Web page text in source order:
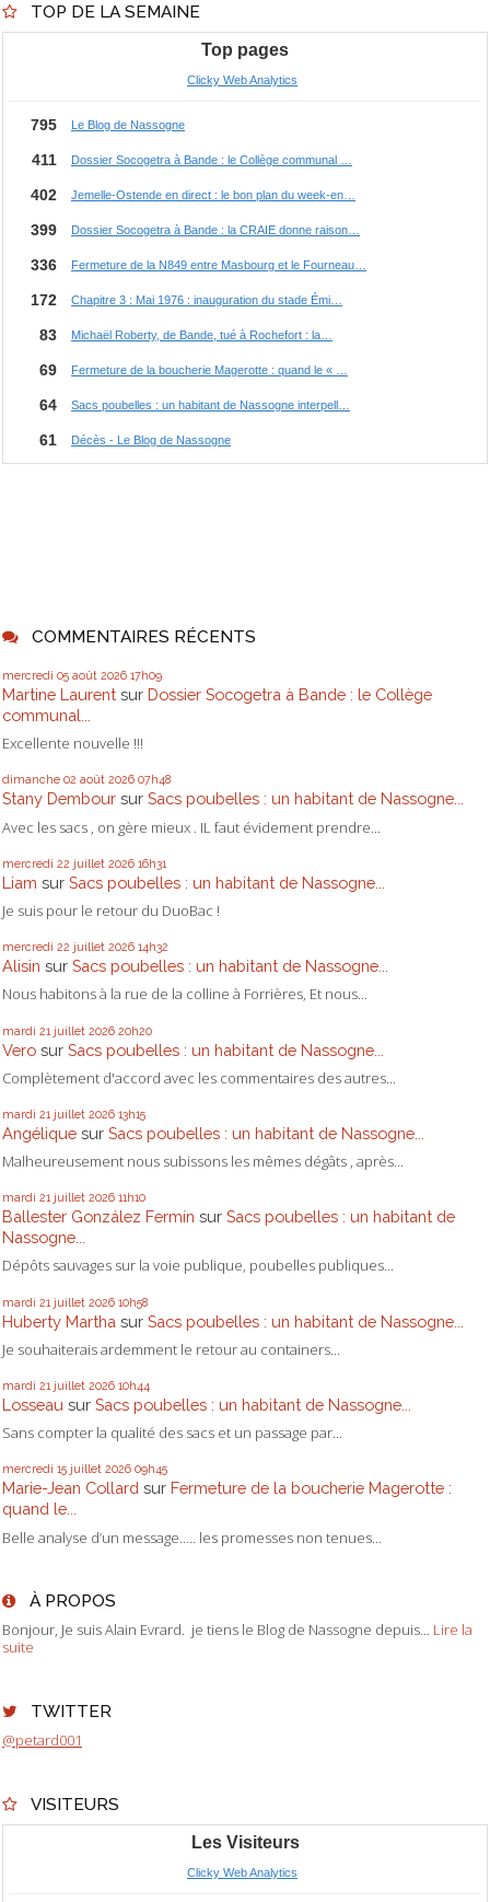
TOP DE LA SEMAINE
COMMENTAIRES RÉCENTS
mercredi 05 août 2026 17h09
Martine Laurent sur Dossier Socogetra à Bande : le Collège
communal...
Excellente nouvelle !!!
dimanche 02 août 2026 07h48
Stany Dembour sur Sacs poubelles : un habitant de Nassogne...
Avec les sacs , on gère mieux . IL faut évidement prendre...
mercredi 22 juillet 2026 16h31
Liam sur Sacs poubelles : un habitant de Nassogne...
Je suis pour le retour du DuoBac !
mercredi 22 juillet 2026 14h32
Alisin sur Sacs poubelles : un habitant de Nassogne...
Nous habitons à la rue de la colline à Forrières, Et nous...
mardi 21 juillet 2026 20h20
Vero sur Sacs poubelles : un habitant de Nassogne...
Complètement d'accord avec les commentaires des autres...
mardi 21 juillet 2026 13h15
Angélique sur Sacs poubelles : un habitant de Nassogne...
Malheureusement nous subissons les mêmes dégâts , après...
mardi 21 juillet 2026 11h10
Ballester González Fermín sur Sacs poubelles : un habitant de
Nassogne...
Dépôts sauvages sur la voie publique, poubelles publiques...
mardi 21 juillet 2026 10h58
Huberty Martha sur Sacs poubelles : un habitant de Nassogne...
Je souhaiterais ardemment le retour au containers...
mardi 21 juillet 2026 10h44
Losseau sur Sacs poubelles : un habitant de Nassogne...
Sans compter la qualité des sacs et un passage par...
mercredi 15 juillet 2026 09h45
Marie-Jean Collard sur Fermeture de la boucherie Magerotte :
quand le...
Belle analyse d’un message….. les promesses non tenues...
À PROPOS
Bonjour, Je suis Alain Evrard. je tiens le Blog de Nassogne depuis... Lire la
suite
TWITTER
@petard001
VISITEURS